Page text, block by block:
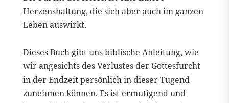
Herzenshaltung, die sich aber auch im ganzen
Leben auswirkt.
Dieses Buch gibt uns biblische Anleitung, wie
wir angesichts des Verlustes der Gottesfurcht
in der Endzeit persönlich in dieser Tugend
zunehmen können. Es ist ermutigend und